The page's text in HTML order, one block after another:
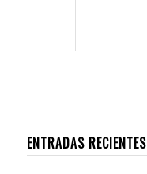
ENTRADAS RECIENTES